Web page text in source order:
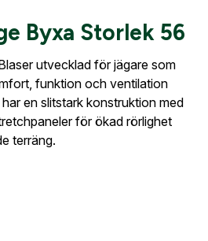
Byxa Storlek 56
utvecklad för jägare som
funktion och ventilation
en slitstark konstruktion med
för ökad rörlighet
terräng.
med dina avtalspriser, smidig
till orderhistorik.
beställningen
inställningar.
vi till dig när kontot är
du svar på de vanligaste
konto.
*